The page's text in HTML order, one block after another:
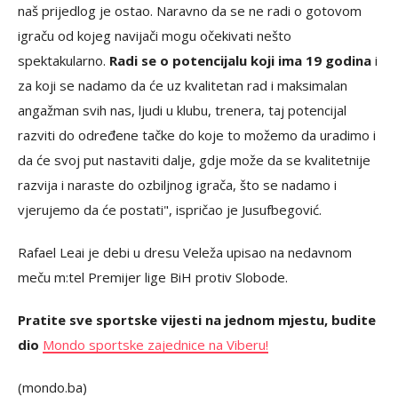
naš prijedlog je ostao. Naravno da se ne radi o gotovom
igraču od kojeg navijači mogu očekivati nešto
spektakularno. Radi se o potencijalu koji ima 19 godina i
za koji se nadamo da će uz kvalitetan rad i maksimalan
angažman svih nas, ljudi u klubu, trenera, taj potencijal
razviti do određene tačke do koje to možemo da uradimo i
da će svoj put nastaviti dalje, gdje može da se kvalitetnije
razvija i naraste do ozbiljnog igrača, što se nadamo i
vjerujemo da će postati", ispričao je Jusufbegović.
Rafael Leai je debi u dresu Veleža upisao na nedavnom
meču m:tel Premijer lige BiH protiv Slobode.
Pratite sve sportske vijesti na jednom mjestu, budite
dio Mondo sportske zajednice na Viberu!
(mondo.ba)